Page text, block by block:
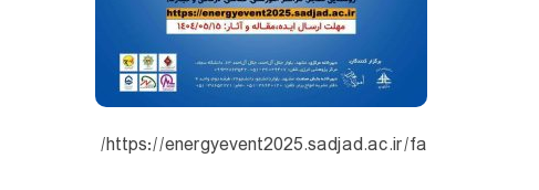
https://energyevent2025.sadjad.ac.ir/fa/